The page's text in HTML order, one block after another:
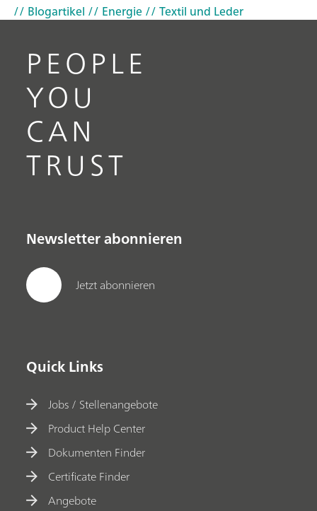
// Blogartikel // Energie// Textil und Leder
PEOPLE
YOU
CAN
TRUST
Newsletter abonnieren
Jetzt abonnieren
Quick Links
Jobs / Stellenangebote
Product Help Center
Dokumenten Finder
Certificate Finder
Angebote